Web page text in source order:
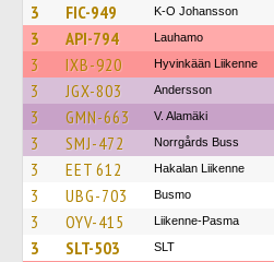
3 FIC-949 K-O Johansson
3 API-794 Lauhamo
3 IXB-920 Hyvinkään Liikenne
3 JGX-803 Andersson
3 GMN-663 V. Alamäki
3 SMJ-472 Norrgårds Buss
3 EET 612 Hakalan Liikenne
3 UBG-703 Busmo
3 OYV-415 Liikenne-Pasma
3 SLT-503 SLT